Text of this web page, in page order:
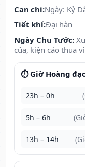
Can chi:Ngày: Kỷ
Tiết khí:Đại hàn
Ngày Chu Tước:
của, kiện cáo thua
⏱️ Giờ Hoàng
23h – 0h
5h – 6h
13h – 14h